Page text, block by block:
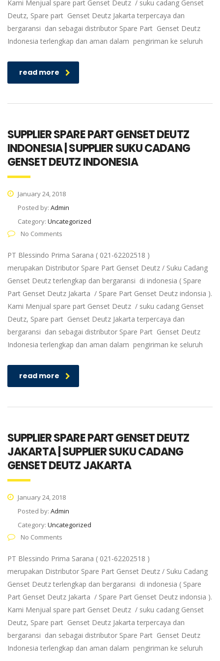
Kami Menjual spare part Genset Deutz / suku cadang Genset
Deutz, Spare part Genset Deutz Jakarta terpercaya dan
bergaransi dan sebagai distributor Spare Part Genset Deutz
Indonesia terlengkap dan aman dalam pengiriman ke seluruh
read more
SUPPLIER SPARE PART GENSET DEUTZ
INDONESIA | SUPPLIER SUKU CADANG
GENSET DEUTZ INDONESIA
January 24, 2018
Posted by: Admin
Category: Uncategorized
No Comments
PT Blessindo Prima Sarana ( 021-62202518 )
merupakan Distributor Spare Part Genset Deutz / Suku Cadang
Genset Deutz terlengkap dan bergaransi di indonesia ( Spare
Part Genset Deutz Jakarta / Spare Part Genset Deutz indonsia ).
Kami Menjual spare part Genset Deutz / suku cadang Genset
Deutz, Spare part Genset Deutz Jakarta terpercaya dan
bergaransi dan sebagai distributor Spare Part Genset Deutz
Indonesia terlengkap dan aman dalam pengiriman ke seluruh
read more
SUPPLIER SPARE PART GENSET DEUTZ
JAKARTA | SUPPLIER SUKU CADANG
GENSET DEUTZ JAKARTA
January 24, 2018
Posted by: Admin
Category: Uncategorized
No Comments
PT Blessindo Prima Sarana ( 021-62202518 )
merupakan Distributor Spare Part Genset Deutz / Suku Cadang
Genset Deutz terlengkap dan bergaransi di indonesia ( Spare
Part Genset Deutz Jakarta / Spare Part Genset Deutz indonsia ).
Kami Menjual spare part Genset Deutz / suku cadang Genset
Deutz, Spare part Genset Deutz Jakarta terpercaya dan
bergaransi dan sebagai distributor Spare Part Genset Deutz
Indonesia terlengkap dan aman dalam pengiriman ke seluruh